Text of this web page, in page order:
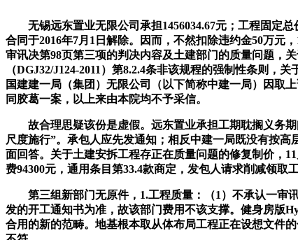
无锡远东置业无限公司承担1456034.67元；工程固定总
合同于2016年7月1日解除。因而，不然扣除违约金50万元
审讯决第98页第三项的判决内容及土建部门的质量问题，
（DGJ32/J124-2011）第8.2.4条非该规程的强制性条则
国建建一局（集团）无限公司（以下简称中建一局）因取
同胶葛一案，以上来由本院均不予采信。
故合理思疑该份是虚假。远东置业承担工期耽搁义务期
尺度施行”。承包人应先发通知；相反中建一局既没有按
面回答。关于土建安拆工程存正在质量问题的修复制价，
费94300元，通用条目第33.4款商定，发包人请求削减领取
第三组新部门无原件，1.工程质量：（1）不承认一审讯
发的开工通知书为准，故该部门费用不该支撑。健身房版
合用的新的范畴。地基根本取从体布局工程正在设想文件